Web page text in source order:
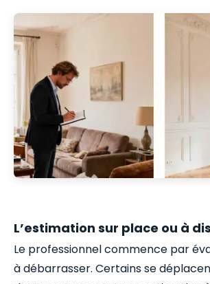
L’estimation sur place ou à
Le professionnel commence par
à débarrasser. Certains se